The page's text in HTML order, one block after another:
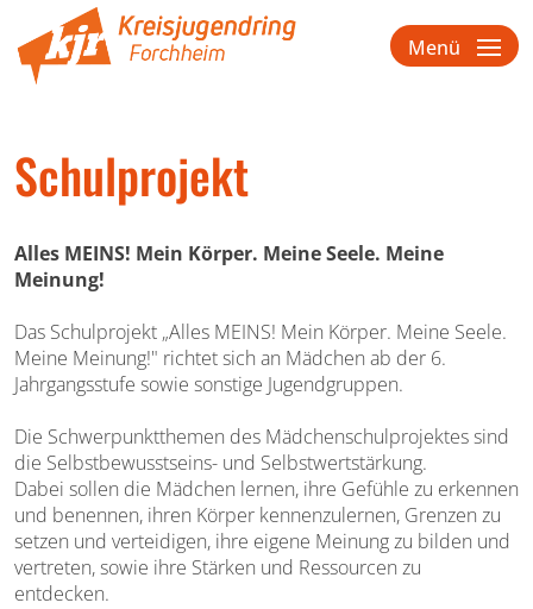
Menü
Schulprojekt
Alles MEINS! Mein Körper. Meine Seele. Meine
Meinung!
Das Schulprojekt „Alles MEINS! Mein Körper. Meine Seele.
Meine Meinung!" richtet sich an Mädchen ab der 6.
Jahrgangsstufe sowie sonstige Jugendgruppen.
Die Schwerpunktthemen des Mädchenschulprojektes sind
die Selbstbewusstseins- und Selbstwertstärkung.
Dabei sollen die Mädchen lernen, ihre Gefühle zu erkennen
und benennen, ihren Körper kennenzulernen, Grenzen zu
setzen und verteidigen, ihre eigene Meinung zu bilden und
vertreten, sowie ihre Stärken und Ressourcen zu
entdecken.